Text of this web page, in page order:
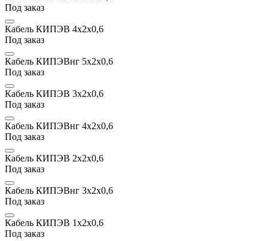
Под заказ
Кабель КИПЭВ 4х2x0,6
Под заказ
Кабель КИПЭВнг 5х2x0,6
Под заказ
Кабель КИПЭВ 3х2x0,6
Под заказ
Кабель КИПЭВнг 4х2x0,6
Под заказ
Кабель КИПЭВ 2х2x0,6
Под заказ
Кабель КИПЭВнг 3х2x0,6
Под заказ
Кабель КИПЭВ 1х2x0,6
Под заказ